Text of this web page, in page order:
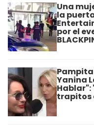
Una
la
por el
Pampita
Yanina
Hablar":
trapitos